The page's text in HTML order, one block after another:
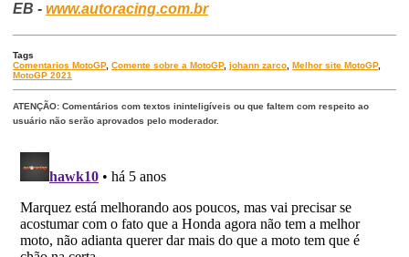
EB -www.autoracing.com.br
Tags
Comentarios MotoGP,Comente sobre a MotoGP,johann zarco ,Melhor site MotoGP,
MotoGP 2021
ATENÇÃO: Comentários com textos ininteligíveis ou que faltem com respeito ao
usuário não serão aprovados pelo moderador.